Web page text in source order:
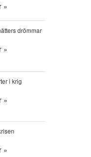
»
drömmar
»
i krig
»
»